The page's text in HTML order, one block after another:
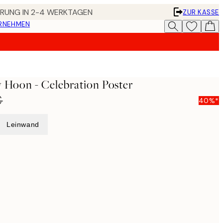
IN 2-4 WERKTAGEN
ZUR KASSE
Hoon - Celebration Poster
40%*
Leinwand